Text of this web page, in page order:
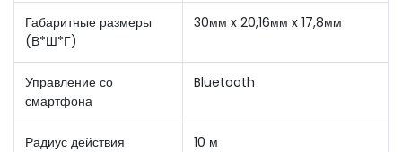
Габаритные размеры
(В*Ш*Г)
30мм x 20,16мм x 17,8мм
Управление со
смартфона
Bluetooth
Радиус действия 10 м